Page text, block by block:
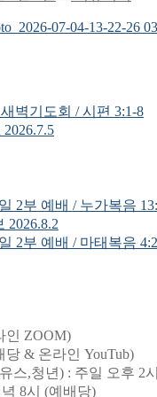
새벽기도회 / 시편 3:1-8
2부 예배 / 누가복음
2026.8.2
2부 예배 / 마태복음
인 ZOOM)
당 & 온라인 YouTub)
스,청년) : 주일 오후 2시
8시 (예배당)